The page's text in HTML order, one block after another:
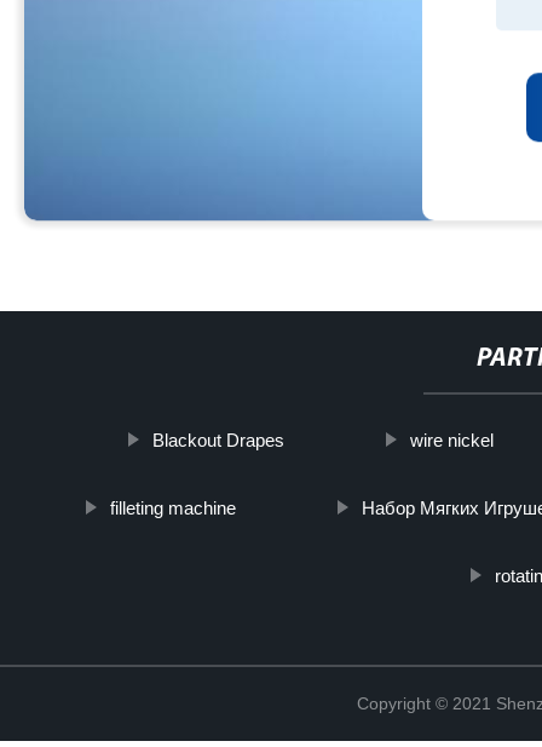
Blackout Drapes wire nickel
filleting machine Набор Мягких
Copyright © 2021